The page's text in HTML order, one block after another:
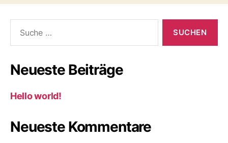
nach:
Neueste Beiträge
Hello world!
Neueste Kommentare